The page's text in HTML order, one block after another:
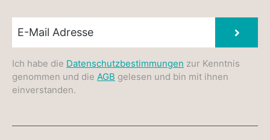
Ich habe die Datenschutzbestimmungen zur Kenntnis
genommen und die AGB gelesen und bin mit ihnen
einverstanden.